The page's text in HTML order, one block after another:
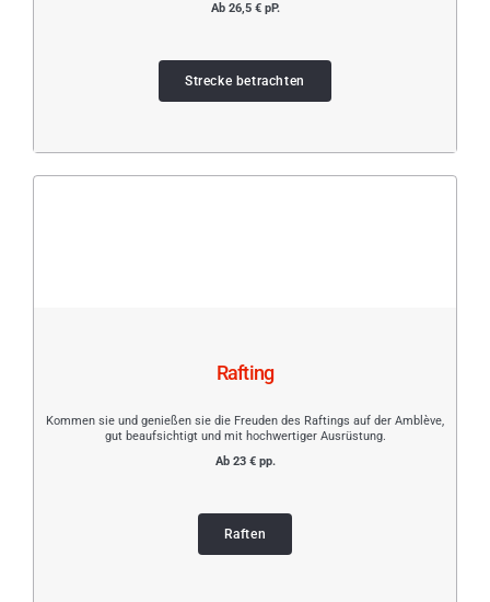
Ab 26,5 € pP.
Strecke betrachten
Rafting
Kommen sie und genießen sie die Freuden des Raftings auf der Amblève,
gut beaufsichtigt und mit hochwertiger Ausrüstung.
Ab 23 € pp.
Raften